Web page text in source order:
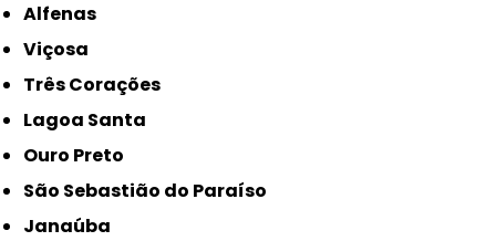
Alfenas
Viçosa
Três Corações
Lagoa Santa
Ouro Preto
São Sebastião do Paraíso
Janaúba